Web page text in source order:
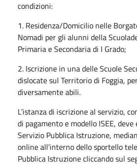
condizioni:
1. Residenza/Domicilio nelle
Nomadi per gli alunni della
Primaria e Secondaria di I Grado;
2. Iscrizione in una delle Scuole
dislocate sul Territorio di Foggia,
diversamente abili.
L’istanza di iscrizione al servizio,
di pagamento e modello ISEE,
Servizio Pubblica Istruzione,
online all’interno dello sportello
Pubblica Istruzione cliccando sul